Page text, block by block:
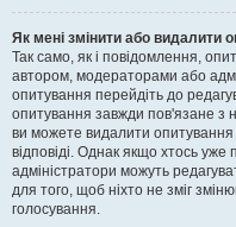
Як мені змінити або видалити
Так само, як і повідомлення,
автором, модераторами або
опитування перейдіть до
опитування завжди пов'язане з
ви можете видалити опитування
відповіді. Однак якщо хтось
адміністратори можуть
для того, щоб ніхто не зміг
голосування.